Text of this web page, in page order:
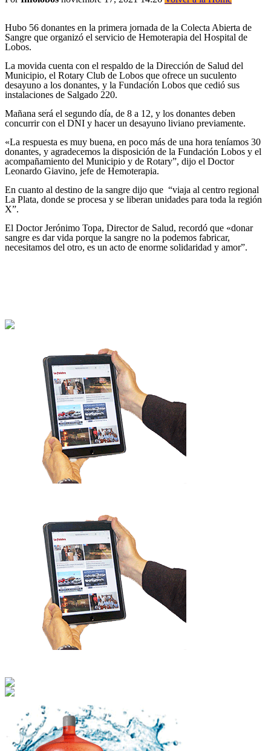
Hubo 56 donantes en la primera jornada de la Colecta Abierta de
Sangre que organizó el servicio de Hemoterapia del Hospital de
Lobos.
La movida cuenta con el respaldo de la Dirección de Salud del
Municipio, el Rotary Club de Lobos que ofrece un suculento
desayuno a los donantes, y la Fundación Lobos que cedió sus
instalaciones de Salgado 220.
Mañana será el segundo día, de 8 a 12, y los donantes deben
concurrir con el DNI y hacer un desayuno liviano previamente.
«La respuesta es muy buena, en poco más de una hora teníamos 30
donantes, y agradecemos la disposición de la Fundación Lobos y el
acompañamiento del Municipio y de Rotary”, dijo el Doctor
Leonardo Giavino, jefe de Hemoterapia.
En cuanto al destino de la sangre dijo que “viaja al centro regional
La Plata, donde se procesa y se liberan unidades para toda la región
X”.
El Doctor Jerónimo Topa, Director de Salud, recordó que «donar
sangre es dar vida porque la sangre no la podemos fabricar,
necesitamos del otro, es un acto de enorme solidaridad y amor”.